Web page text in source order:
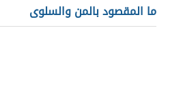
ما المقصود بالمن والسلوى